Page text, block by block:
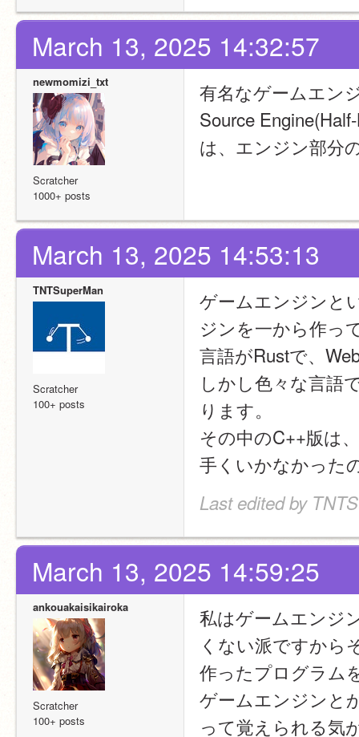
March 13, 2025 14:32:57
newmomizi_txt
Scratcher
1000+ posts
有名なゲームエン
Source
は、エンジン部分
March 13, 2025 14:53:13
TNTSuperMan
Scratcher
100+ posts
ゲームエンジンと
ジンを一から作っ
言語がRustで、
しかし色々な言語
ります。
その中のC++版は
手くいかなかった
Last edited by
March 13, 2025 14:59:25
ankouakaisikairoka
Scratcher
100+ posts
私はゲームエンジ
くない派ですから
作ったプログラム
ゲームエンジンと
って覚えられる気